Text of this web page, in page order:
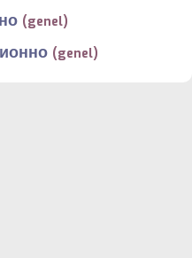
(genel)
(genel)